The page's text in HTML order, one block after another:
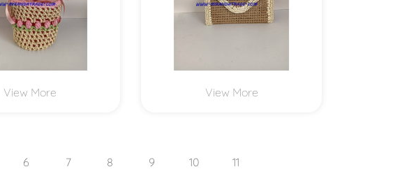
View More View More
6 7 8 9 10 11